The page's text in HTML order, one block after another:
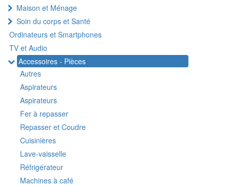
Maison et Ménage
Soin du corps et Santé
Ordinateurs et Smartphones
TV et Audio
Accessoires - Pièces
Autres
Aspirateurs
Aspirateurs
Fer à repasser
Repasser et Coudre
Cuisinières
Lave-vaisselle
Réfrigérateur
Machines à café